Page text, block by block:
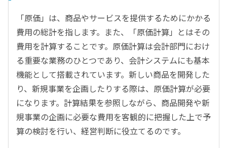
「原価」は、商品やサービスを提供するためにかかる
費用の総計を指します。また、「原価計算」とはその
費用を計算することです。原価計算は会計部門におけ
る重要な業務のひとつであり、会計システムにも基本
機能として搭載されています。新しい商品を開発した
り、新規事業を企画したりする際は、原価計算が必要
になります。計算結果を参照しながら、商品開発や新
規事業の企画に必要な費用を客観的に把握した上で予
算の検討を行い、経営判断に役立てるのです。